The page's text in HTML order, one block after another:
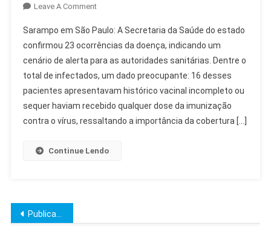
Leave A CommentOn
Em
São
Paulo:
23
Casos
Confirmados
Sarampo em São Paulo: A Secretaria da Saúde do estado
confirmou 23 ocorrências da doença, indicando um
cenário de alerta para as autoridades sanitárias. Dentre o
total de infectados, um dado preocupante: 16 desses
pacientes apresentavam histórico vacinal incompleto ou
sequer haviam recebido qualquer dose da imunização
contra o vírus, ressaltando a importância da cobertura […]
Continue Lendo
Navegação
Publicações mais antigas